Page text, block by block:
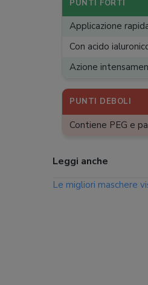
PUNTI FORTI
Applicazione
Con acido
Azione
PUNTI DEBOLI
Contiene PEG e
Leggi anche
Le migliori maschere